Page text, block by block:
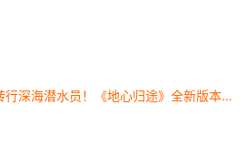
从掘地求生转行深海潜水员！《地心归途》全新版本！“幽深之海”现已上线 - 爱游戏app官方网站